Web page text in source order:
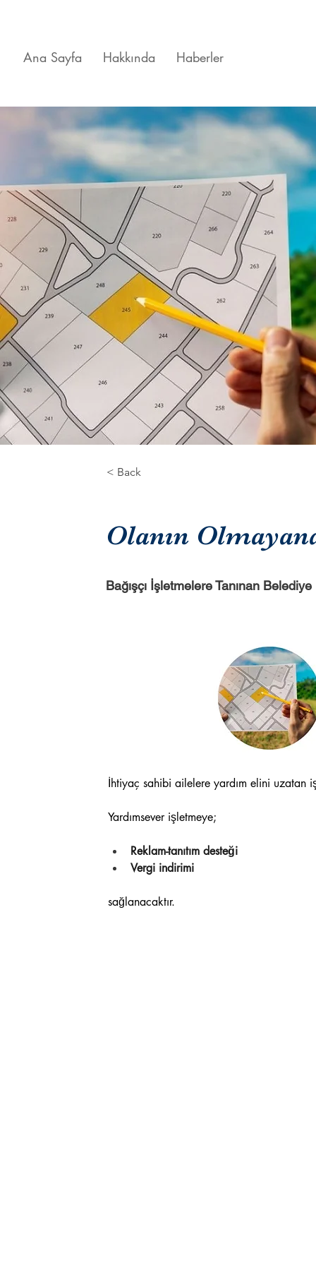
Ana Sayfa Hakkında Haberler
< Back
Olanın
Bağışçı İşletmelere Tanınan Belediye
İhtiyaç sahibi ailelere yardım elini uzatan
Yardımsever işletmeye;
Reklam-tanıtım desteği
Vergi indirimi
sağlanacaktır.